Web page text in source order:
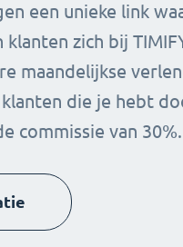
een unieke link
zich bij
maandelijkse
die je hebt
commissie van 30%.